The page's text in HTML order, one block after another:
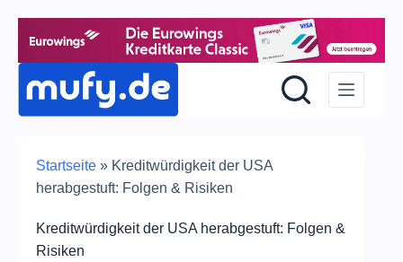
Startseite » Kreditwürdigkeit der USA
herabgestuft: Folgen & Risiken
Kreditwürdigkeit der USA herabgestuft: Folgen &
Risiken